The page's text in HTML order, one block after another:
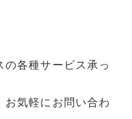
の各種サービス承っ
お気軽にお問い合わ